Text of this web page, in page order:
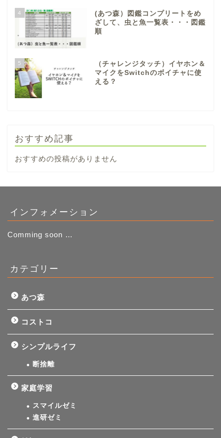
4
(あつ森）図鑑コンプリートをめ
ざして、虫と魚一覧表・・・図鑑
順
5
（チャレンジタッチ）イヤホン＆
マイクをSwitchのボイチャに使
える？
おすすめ記事
おすすめの投稿がありません
インフォメーション
Comming soon …
カテゴリー
あつ森
コストコ
シンプルライフ
断捨離
家庭学習
スマイルゼミ
進研ゼミ